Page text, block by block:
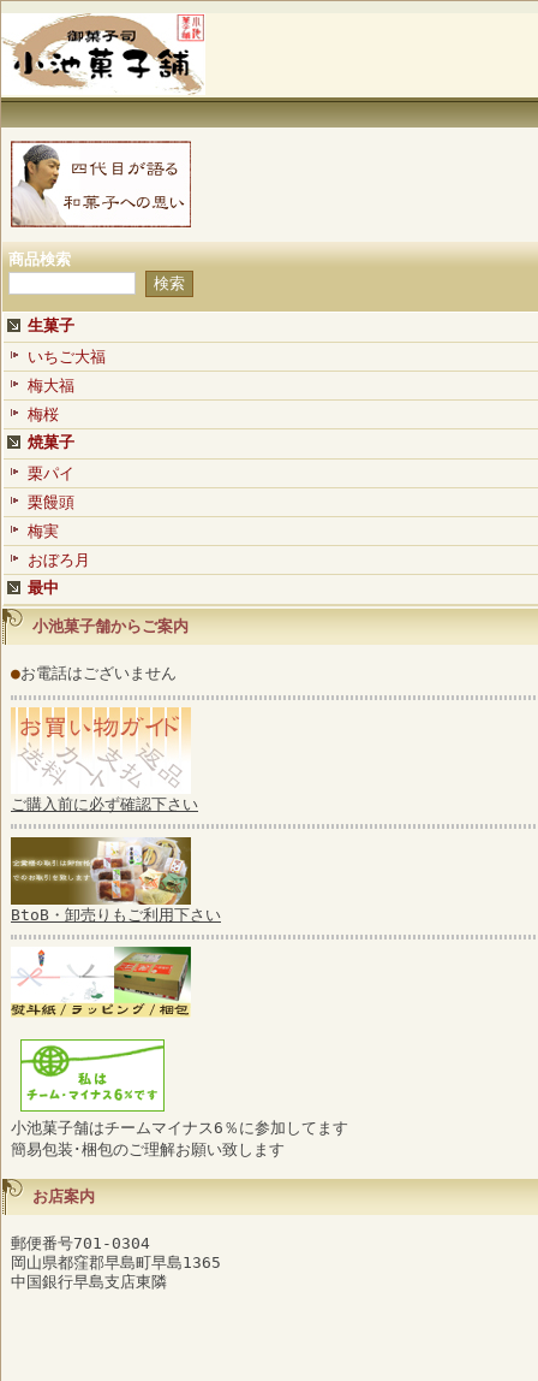
商品検索
生菓子
いちご大福
梅大福
梅桜
焼菓子
栗パイ
栗饅頭
梅実
おぼろ月
最中
小池菓子舗からご案内
●お電話はございません
ご購入前に必ず確認下さい
BtoB・卸売りもご利用下さい
小池菓子舗はチームマイナス6％に参加してます
簡易包装･梱包のご理解お願い致します
お店案内
郵便番号701-0304
岡山県都窪郡早島町早島1365
中国銀行早島支店東隣